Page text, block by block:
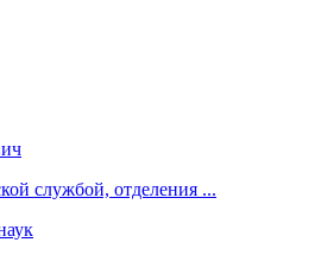
службой, отделения ...